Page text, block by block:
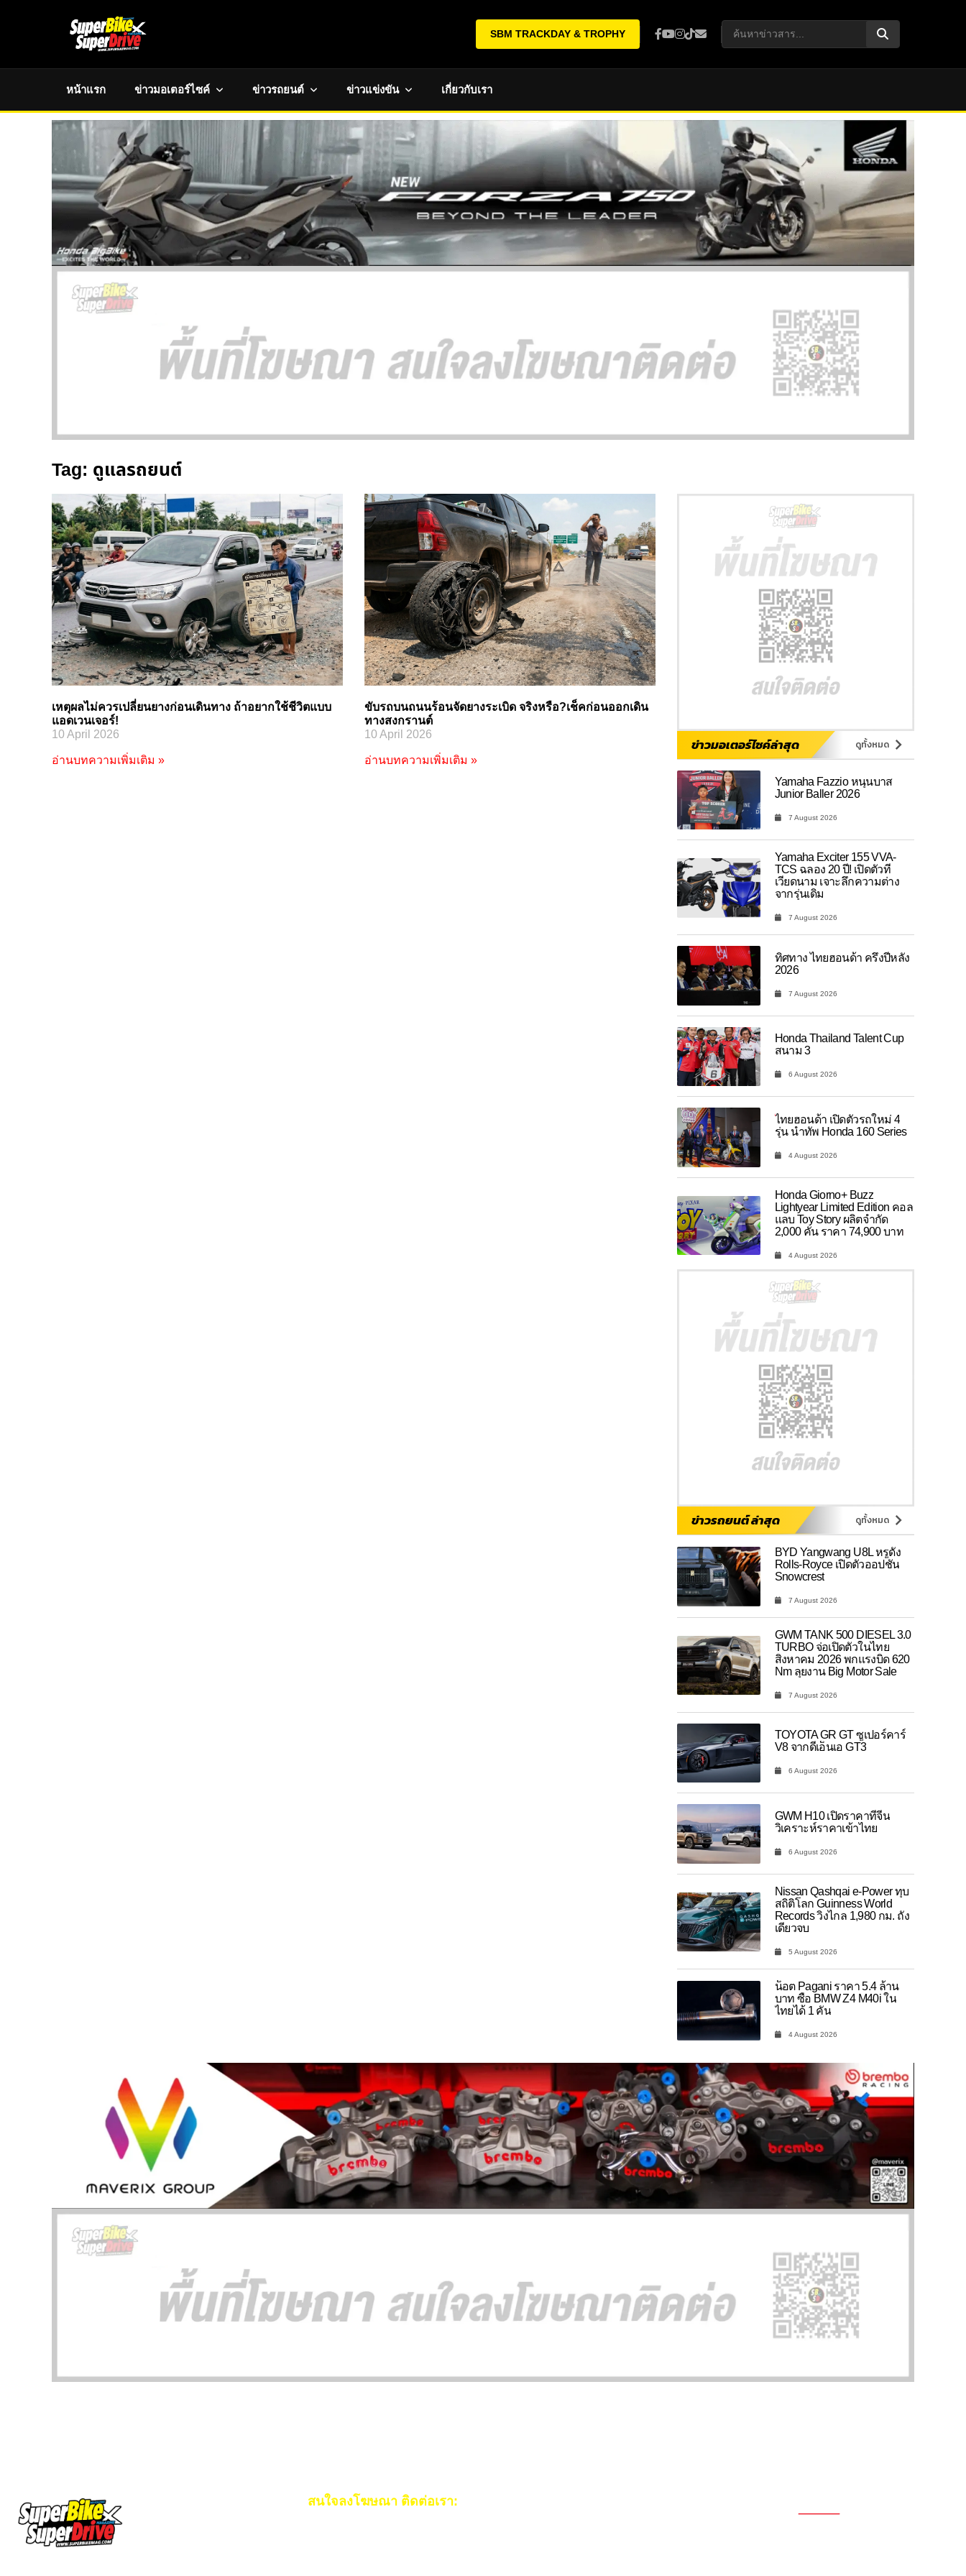
SBM TRACKDAY & TROPHY
หน้าแรก ข่าวมอเตอร์ไซค์ ข่าวรถยนต์ ข่าวแข่งขัน เกี่ยวกับเรา
Tag: ดูแลรถยนต์
เหตุผลไม่ควรเปลี่ยนยางก่อนเดินทาง ถ้าอยากใช้ชีวิตแบบ
แอดเวนเจอร์!
10 April 2026
อ่านบทความเพิ่มเติม »
ขับรถบนถนนร้อนจัดยางระเบิด จริงหรือ?เช็คก่อนออกเดิน
ทางสงกรานต์
10 April 2026
อ่านบทความเพิ่มเติม »
ข่าวมอเตอร์ไซค์ล่าสุด ดูทั้งหมด
Yamaha Fazzio หนุนบาส
Junior Baller 2026
7 August 2026
Yamaha Exciter 155 VVA-
TCS ฉลอง 20 ปี! เปิดตัวที่
เวียดนาม เจาะลึกความต่าง
จากรุ่นเดิม
7 August 2026
ทิศทาง ไทยฮอนด้า ครึ่งปีหลัง
2026
7 August 2026
Honda Thailand Talent Cup
สนาม 3
6 August 2026
ไทยฮอนด้า เปิดตัวรถใหม่ 4
รุ่น นำทัพ Honda 160 Series
4 August 2026
Honda Giorno+ Buzz
Lightyear Limited Edition คอล
แลบ Toy Story ผลิตจำกัด
2,000 คัน ราคา 74,900 บาท
4 August 2026
ข่าวรถยนต์ ล่าสุด ดูทั้งหมด
BYD Yangwang U8L หรูดั่ง
Rolls-Royce เปิดตัวออปชัน
Snowcrest
7 August 2026
GWM TANK 500 DIESEL 3.0
TURBO จ่อเปิดตัวในไทย
สิงหาคม 2026 พกแรงบิด 620
Nm ลุยงาน Big Motor Sale
7 August 2026
TOYOTA GR GT ซูเปอร์คาร์
V8 จากดีเอ็นเอ GT3
6 August 2026
GWM H10 เปิดราคาที่จีน
วิเคราะห์ราคาเข้าไทย
6 August 2026
Nissan Qashqai e-Power ทุบ
สถิติโลก Guinness World
Records วิ่งไกล 1,980 กม. ถัง
เดียวจบ
5 August 2026
น็อต Pagani ราคา 5.4 ล้าน
บาท ซื้อ BMW Z4 M40i ใน
ไทยได้ 1 คัน
4 August 2026
สนใจลงโฆษณา ติดต่อเรา: